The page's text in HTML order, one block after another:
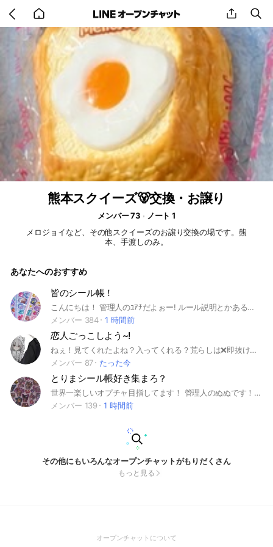
back
to
home
share
熊本スクイーズ🐻交換・お譲り
メンバー 73
ノート 1
メロジョイなど、その他スクイーズのお譲り交換の場です。熊
本、手渡しのみ。
あなたへのおすすめ
皆のシール帳！
こんにちは！ 管理人のﾕｱﾁだよぉー! ルール説明とかあるから入る前に絶対見て このオプでは皆でシール帳を見せあったり 自分の趣味を投稿したり 話したりするオプです！ もちろん見るだけでも大丈夫だよ！ この文章読んでくれたそこの君1回入ってみない？ 圧かけてごめんね！ まず入ったらノートに自己紹介を書いてね！ 大事なノートの確認もよろしくね! ルール 喧嘩×(喧嘩したら謝りましょう) 下ネタ❌(下ネタは嫌がる人もいるからね) 即抜け❌(即抜けは悲しいかも) 重い❌️ 通知多い❌️ 何も言わずに抜けないでね! そしてこのオプは皆と仲良くしたいと思って作ったオプなので話してもらって大丈夫です タメ口全然大歓迎です！ 既読無視は辞めてね!傷つく人もいるからね！ 本オプで話すのは出来るだけ避けてください。本オプは挨拶をする所なので皆が話しているところに入ると名前が見えなくて困ります。 話したかったら雑談ルームに入ってください 夜20:30を超えたら雑談ルームに行ってね! 副官は一ヶ月に一回交換するよ！ 副官は荒らしが入ってきたりしたら管理人を呼んでくれればいいよ! 後軽くルール説明もしてほしい！ こんな感じでルールを守ってね！絶対とは言わないよ！ 年齢制限は無いよ！誰でも入ってね！ オプに入ったら挨拶して欲しいなぁなんて！ 是非入ってみてね！
メンバー 384
1 時間前
恋人ごっこしよう~!
ねぇ！見てくれたよね？入ってくれる？荒らしは❌即抜け❌詳しいルールは中で見よう！みんな仲良く喧嘩無く過ごそうね！ここまで見てくれたの！？入ってくれる？中で待ってまーす！一代目夜桜二代目なな三代目白夜
メンバー 87
たった今
とりまシール帳好き集まろ？
世界一楽しいオプチャ目指してます！ 管理人のぬぬです！ （別オプでは るる とか、 じぁ です！ このオプはシール帳について話したりします！ シール帳なくても全然OKー、是非来て欲しい！！ 出来るだけ名前は ｢シール！｣とかそういうのじゃなくてあだ名とか本名とか〇〇推し！とかで！ メインはシール帳好き来て ーです 他には雑談ルーム、宣伝ルームがありまーす！ 名前に「サメ」「🦈」「月」「夜」「いおん）」を付けるの、発言は辞めてね！後！アイコンに実写の動物、真っ黒にするのは辞めてね！（とある理由で） ノートに自己紹介！ ⚠️ルール⚠️ 荒らし❌ スタレン❌ 喧嘩❌ 悪口❌ 下ネタ❌ 個人情報がわかるようなことは送らないでね！ ぜひ来てみてね！
メンバー 139
1 時間前
その他にもいろんなオープンチャットがもりだくさん
もっと見る
オープンチャットについて